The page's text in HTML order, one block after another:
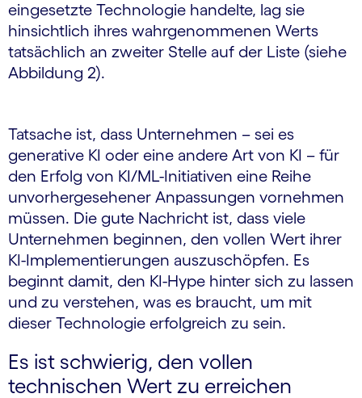
eingesetzte Technologie handelte, lag sie
hinsichtlich ihres wahrgenommenen Werts
tatsächlich an zweiter Stelle auf der Liste (siehe
Abbildung 2).
Tatsache ist, dass Unternehmen – sei es
generative KI oder eine andere Art von KI – für
den Erfolg von KI/ML-Initiativen eine Reihe
unvorhergesehener Anpassungen vornehmen
müssen. Die gute Nachricht ist, dass viele
Unternehmen beginnen, den vollen Wert ihrer
KI-Implementierungen auszuschöpfen. Es
beginnt damit, den KI-Hype hinter sich zu lassen
und zu verstehen, was es braucht, um mit
dieser Technologie erfolgreich zu sein.
Es ist schwierig, den vollen
technischen Wert zu erreichen